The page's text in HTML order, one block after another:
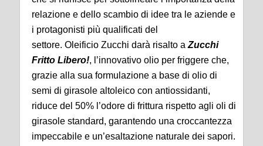
relazione e dello scambio di idee tra le aziende e
i protagonisti più qualificati del
settore. Oleificio Zucchi darà risalto a Zucchi
Fritto Libero!, l’innovativo olio per friggere che,
grazie alla sua formulazione a base di olio di
semi di girasole altoleico con antiossidanti,
riduce del 50% l’odore di frittura rispetto agli oli di
girasole standard, garantendo una croccantezza
impeccabile e un’esaltazione naturale dei sapori.